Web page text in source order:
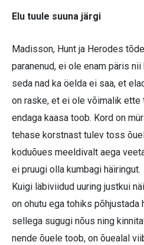
Elu tuule suuna järgi
Madisson, Hunt ja Herodes
paranenud, ei ole enam päris
seda nad ka öelda ei saa, et
on raske, et ei ole võimalik ette
endaga kaasa toob. Kord on
tehase korstnast tulev toss
koduõues meeldivalt aega
ei pruugi olla kumbagi häiringut.
Kuigi läbiviidud uuring justkui
on ohutu ega tohiks põhjustada
sellega sugugi nõus ning
nende õuele toob, on õuealal